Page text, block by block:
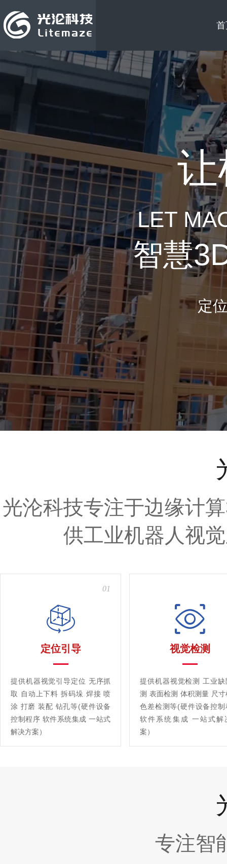
LET
智慧
定
光沦科技专注于边缘计
供工业机器人视
01
定位引导
提供机器视觉引导定位 无序抓
取 自动上下料 拆码垛 焊接 喷
涂 打磨 装配 钻孔等(硬件设备
控制程序 软件系统集成 一站式
解决方案）
视觉检测
提供机器视觉检测 工业缺
测 表面检测 体积测量 尺寸
色差检测等(硬件设备控制
软件系统集成 一站式解
案）
专注智